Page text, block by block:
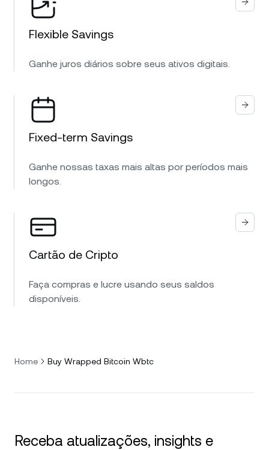
Flexible Savings
Ganhe juros diários sobre seus ativos digitais.
Fixed-term Savings
Ganhe nossas taxas mais altas por períodos mais
longos.
Cartão de Cripto
Faça compras e lucre usando seus saldos
disponíveis.
Home Buy Wrapped Bitcoin Wbtc
Receba atualizações, insights e